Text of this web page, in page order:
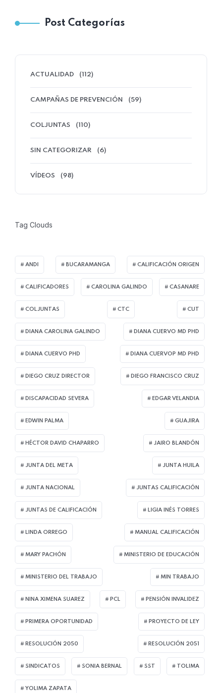
Post Categorías
ACTUALIDAD (112)
CAMPAÑAS DE PREVENCIÓN (59)
COLJUNTAS (110)
SIN CATEGORIZAR (6)
VÍDEOS (98)
Tag Clouds
ANDI BUCARAMANGA CALIFICACIÓN ORIGEN
CALIFICADORES CAROLINA GALINDO CASANARE
COLJUNTAS CTC CUT
DIANA CAROLINA GALINDO DIANA CUERVO MD PHD
DIANA CUERVO PHD DIANA CUERVOP MD PHD
DIEGO CRUZ DIRECTOR DIEGO FRANCISCO CRUZ
DISCAPACIDAD SEVERA EDGAR VELANDIA
EDWIN PALMA GUAJIRA
HÉCTOR DAVID CHAPARRO JAIRO BLANDÓN
JUNTA DEL META JUNTA HUILA
JUNTA NACIONAL JUNTAS CALIFICACIÓN
JUNTAS DE CALIFICACIÓN LIGIA INÉS TORRES
LINDA ORREGO MANUAL CALIFICACIÓN
MARY PACHÓN MINISTERIO DE EDUCACIÓN
MINISTERIO DEL TRABAJO MIN TRABAJO
NINA XIMENA SUAREZ PCL PENSIÓN INVALIDEZ
PRIMERA OPORTUNIDAD PROYECTO DE LEY
RESOLUCIÓN 2050 RESOLUCIÓN 2051
SINDICATOS SONIA BERNAL SST TOLIMA
YOLIMA ZAPATA